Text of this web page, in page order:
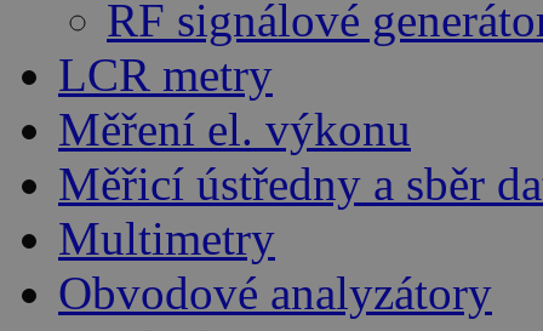
RF signálové
LCR metry
Měření el. výkonu
Měřicí ústředny a sběr
Multimetry
Obvodové analyzátory